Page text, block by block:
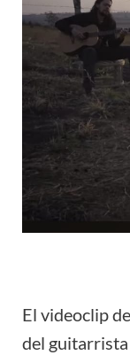
El videoclip
del guitarrista